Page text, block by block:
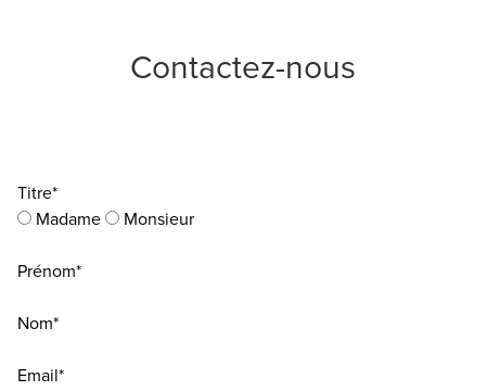
Contactez-nous
Titre*
Madame
Monsieur
Prénom*
Nom*
Email*